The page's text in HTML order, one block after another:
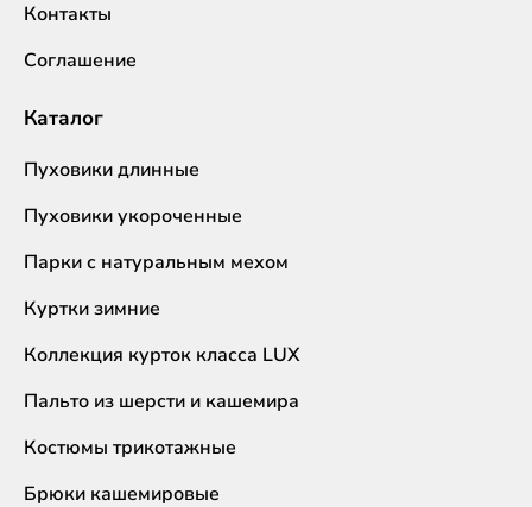
Контакты
Соглашение
Каталог
Пуховики длинные
Пуховики укороченные
Парки с натуральным мехом
Куртки зимние
Коллекция курток класса LUX
Пальто из шерсти и кашемира
Костюмы трикотажные
Брюки кашемировые